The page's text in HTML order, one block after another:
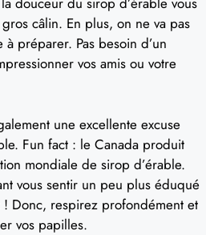
câlin. En plus, on ne va pas
à préparer. Pas besoin d’un
vos amis ou votre
une excellente excuse
Fun fact : le Canada produit
mondiale de sirop d’érable.
vous sentir un peu plus éduqué
Donc, respirez profondément et
vos papilles.